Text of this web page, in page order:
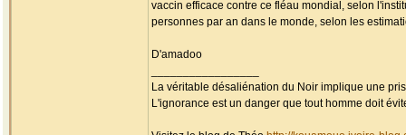
vaccin efficace contre ce fléau mondial, selon
personnes par an dans le monde, selon les
D'amadoo
La véritable désaliénation du Noir implique une
L'ignorance est un danger que tout homme doit